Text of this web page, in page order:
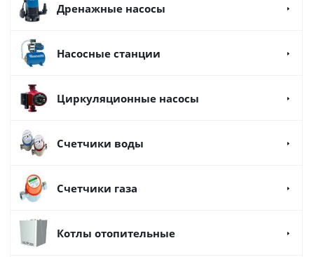
Дренажные насосы
Насосные станции
Циркуляционные насосы
Счетчики воды
Счетчики газа
Котлы отопительные